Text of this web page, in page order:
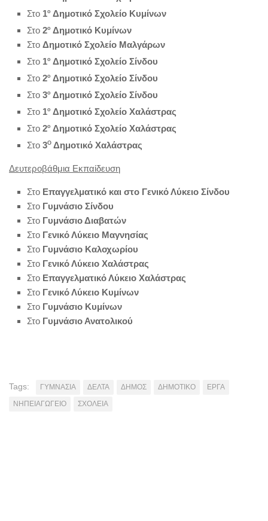
Στο 1ο Δημοτικό Σχολείο Κυμίνων
Στο 2ο Δημοτικό Κυμίνων
Στο Δημοτικό Σχολείο Μαλγάρων
Στο 1ο Δημοτικό Σχολείο Σίνδου
Στο 2ο Δημοτικό Σχολείο Σίνδου
Στο 3ο Δημοτικό Σχολείο Σίνδου
Στο 1ο Δημοτικό Σχολείο Χαλάστρας
Στο 2ο Δημοτικό Σχολείο Χαλάστρας
Στο 3Ο Δημοτικό Χαλάστρας
Δευτεροβάθμια Εκπαίδευση
Στο Επαγγελματικό και στο Γενικό Λύκειο Σίνδου
Στο Γυμνάσιο Σίνδου
Στο Γυμνάσιο Διαβατών
Στο Γενικό Λύκειο Μαγνησίας
Στο Γυμνάσιο Καλοχωρίου
Στο Γενικό Λύκειο Χαλάστρας
Στο Επαγγελματικό Λύκειο Χαλάστρας
Στο Γενικό Λύκειο Κυμίνων
Στο Γυμνάσιο Κυμίνων
Στο Γυμνάσιο Ανατολικού
Tags: ΓΥΜΝΑΣΙΑ ΔΕΛΤΑ ΔΗΜΟΣ ΔΗΜΟΤΙΚΟ
ΕΡΓΑ
ΝΗΠΕΙΑΓΩΓΕΙΟ
ΣΧΟΛΕΙΑ